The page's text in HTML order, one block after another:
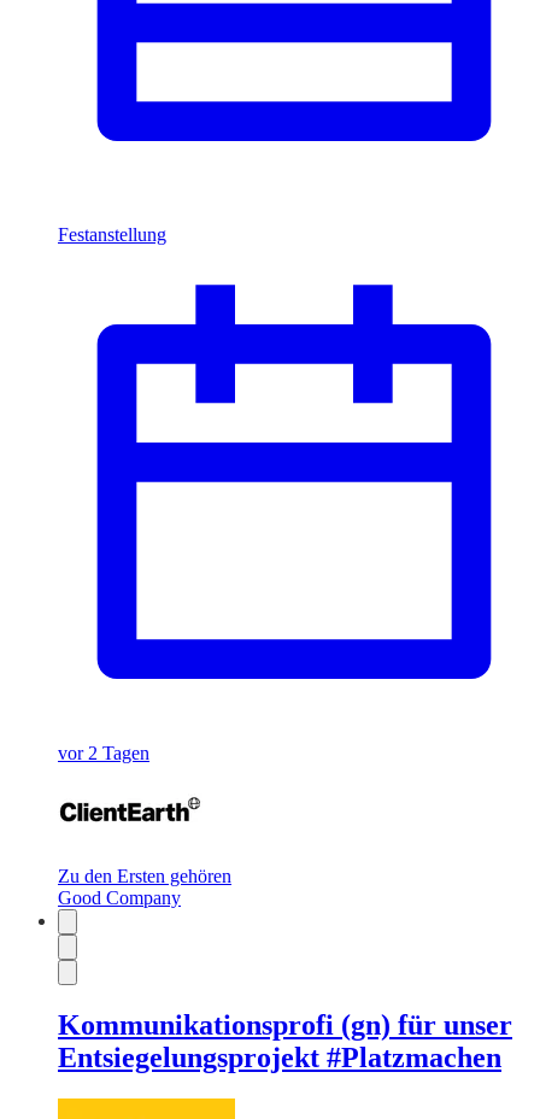
Festanstellung
vor 2 Tagen
Zu den Ersten gehören
Good Company
Kommunikationsprofi (gn) für unser
Entsiegelungsprojekt #Platzmachen